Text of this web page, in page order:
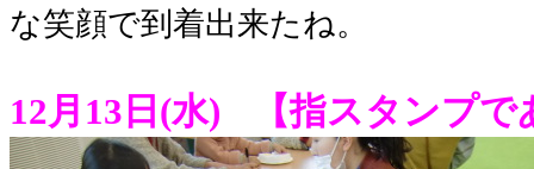
な笑顔で到着出来たね。
12月13日(水) 【指スタンプ